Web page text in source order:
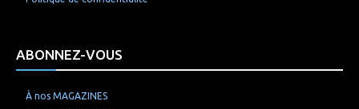
ABONNEZ-VOUS
À nos MAGAZINES